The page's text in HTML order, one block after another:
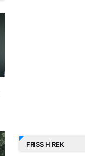
FRISS HÍREK